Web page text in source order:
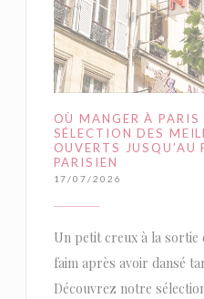
OÙ MANGER À
SÉLECTION DES
OUVERTS
PARISIEN
17/07/2026
Un petit creux à la sortie
faim après avoir dansé
Découvrez notre